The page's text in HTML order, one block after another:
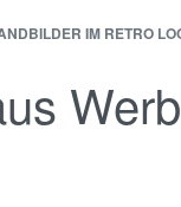
IM RETRO